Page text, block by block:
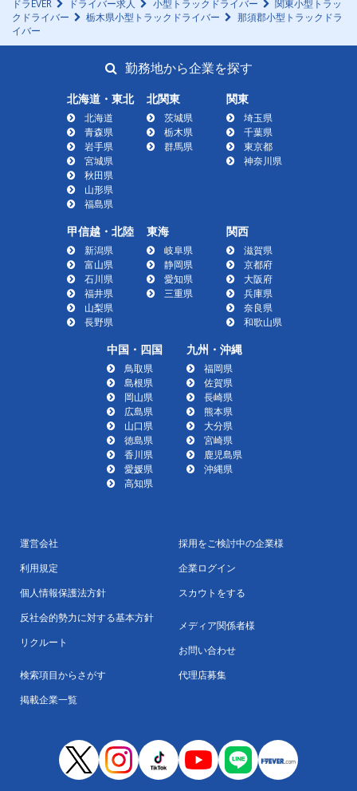
ドラEVER ドライバー求人 小型トラックドライバー
関東小型トラッ
クドライバー
栃木県小型トラックドライバー
那須郡小型トラックドラ
イバー
勤務地から企業を探す
北海道・東北
北海道
青森県
岩手県
宮城県
秋田県
山形県
福島県
北関東
茨城県
栃木県
群馬県
関東
埼玉県
千葉県
東京都
神奈川県
甲信越・北陸
新潟県
富山県
石川県
福井県
山梨県
長野県
東海
岐阜県
静岡県
愛知県
三重県
関西
滋賀県
京都府
大阪府
兵庫県
奈良県
和歌山県
中国・四国
鳥取県
島根県
岡山県
広島県
山口県
徳島県
香川県
愛媛県
高知県
九州・沖縄
福岡県
佐賀県
長崎県
熊本県
大分県
宮崎県
鹿児島県
沖縄県
運営会社
利用規定
個人情報保護法方針
反社会的勢力に対する基本方針
リクルート
検索項目からさがす
掲載企業一覧
採用をご検討中の企業様
企業ログイン
スカウトをする
メディア関係者様
お問い合わせ
代理店募集